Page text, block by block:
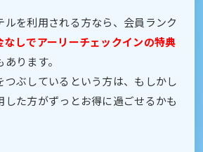
ルを利用される方なら、会員ランク
なしでアーリーチェックインの特典
あります。
つぶしているという方は、もしかし
した方がずっとお得に過ごせるかも